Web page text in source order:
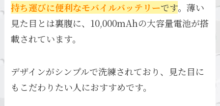
持ち運びに便利なモバイルバッテリーです。薄い
見た目とは裏腹に、10,000mAhの大容量電池が搭
載されています。
デザインがシンプルで洗練されており、見た目に
もこだわりたい人におすすめです。